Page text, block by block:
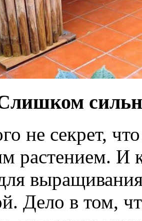
не секрет,
растением. И
Дело в том,